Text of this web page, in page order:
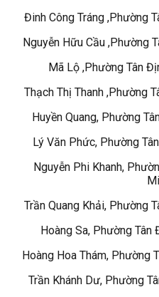
Đinh Công Tráng ,Phường
Nguyễn Hữu Cầu ,Phường
Mã Lộ ,Phường Tân
Thạch Thị Thanh ,Phường
Huyền Quang, Phường
Lý Văn Phức, Phường
Nguyễn Phi Khanh,
Trần Quang Khải, Phường
Hoàng Sa, Phường Tân
Hoàng Hoa Thám, Phường
Trần Khánh Dư, Phường